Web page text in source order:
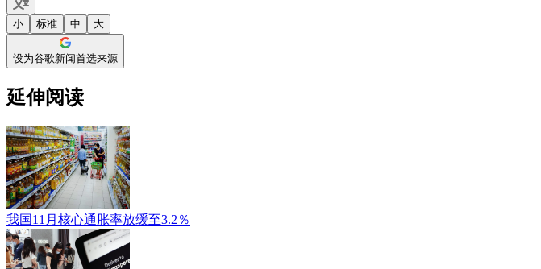
小 标准 中 大
设为谷歌新闻首选来源
延伸阅读
我国11月核心通胀率放缓至3.2％